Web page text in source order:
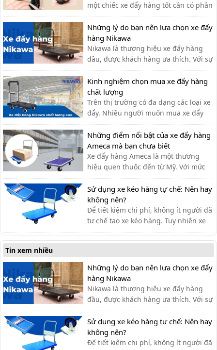
một chiếc xe đẩy hàng tốt cần có phần
bánh xe thích hợp. Vậy làm thế nào để
chọn được các loại bánh xe phù hợp?
Những lý do bạn nên lựa chọn xe đẩy
hàng Nikawa
Nikawa là thương hiệu xe đẩy hàng
đầu, được khách hàng ưa thích. Với sự
tiện lợi, bền đẹp, xe đẩy hàng Nikawa
chưa bao giờ khiến khách hàng thất
vọng.
Kinh nghiệm chọn mua xe đẩy hàng
chất lượng
Trên thị trường có đa dạng các loại xe
đẩy. Nhiều người muốn mua xe đẩy
hàng nhưng băn khoăn không biết
nên lựa chọn xe đẩy hàng chất lượng
như thế nào?
Những điểm nổi bật của xe đẩy hàng
Ameca mà bạn chưa biết
Xe đẩy hàng Ameca là một thương
hiệu quen thuộc đến từ Mỹ. Với mức
giá rẻ, phù hợp cho nhiều ngành
nghề, thương hiệu Ameca dần được
mọi người ưa chuộng sử dụng.
Sử dụng xe kéo hàng tự chế: Nên hay
không nên?
Để tiết kiệm chi phí, không ít người đã
tự chế tạo xe kéo hàng. Tuy nhiên xe
kéo hàng tự chế có ưu nhược điểm gì,
có nên dùng hay không?
Tin xem nhiều
Những lý do bạn nên lựa chọn xe đẩy
hàng Nikawa
Nikawa là thương hiệu xe đẩy hàng
đầu, được khách hàng ưa thích. Với sự
tiện lợi, bền đẹp, xe đẩy hàng Nikawa
chưa bao giờ khiến khách hàng thất
vọng.
Sử dụng xe kéo hàng tự chế: Nên hay
không nên?
Để tiết kiệm chi phí, không ít người đã